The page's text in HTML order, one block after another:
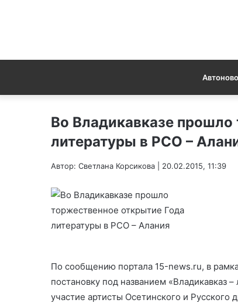
Во Владикавказе прошло
литературы в РСО –
Автор: Светлана Корсикова | 20.02.2015, 11:39
По сообщению портала 15-news.ru, в
постановку под названием «Владикавказ
участие артисты Осетинского и Русского